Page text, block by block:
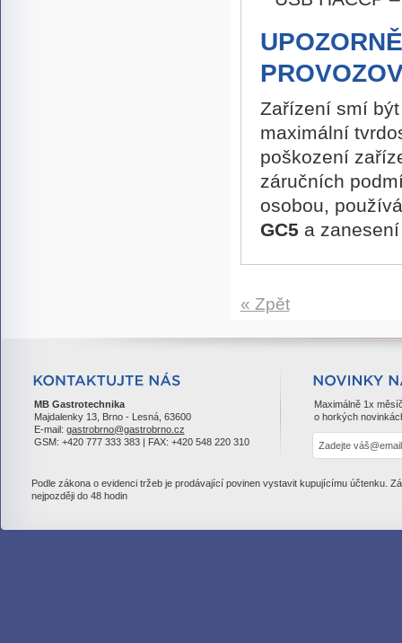
Zařízení smí
maximální
poškození
záručních
osobou,
GC5 a
« Zpět
MB Gastrotechnika
Majdalenky 13, Brno - Lesná, 63600
E-mail: gastrobrno@gastrobrno.cz
GSM: +420 777 333 383 | FAX: +420 548 220 310
Maximálně 1x
o horkých
Podle zákona o evidenci tržeb je prodávající povinen vystavit kupujícímu účtenku.
nejpozději do 48 hodin